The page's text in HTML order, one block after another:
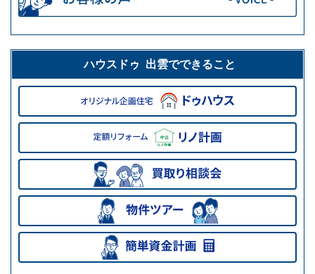
ハウスドゥ 出雲でできること